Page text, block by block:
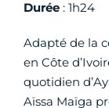
Durée : 1h24
Adapté de la
en Côte
quotidien
Aïssa Maïga